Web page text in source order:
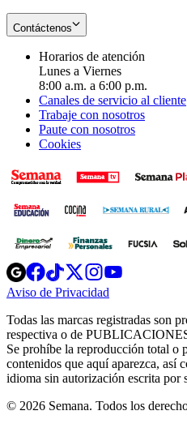
Contáctenos
Horarios de atención
Lunes a Viernes
8:00 a.m. a 6:00 p.m.
Canales de servicio al cliente
Trabaje con nosotros
Paute con nosotros
Cookies
Opens
in
new
Opens
in
new
Opens
in
new
window
Opens
new
windowwindow
Aviso de Privacidad
new
window
Todas las marcas registradas son
respectiva o de
Se prohíbe la reproducción total o
contenidos que aquí aparezca, así
idioma sin autorización escrita por
© 2026 Semana. Todos los